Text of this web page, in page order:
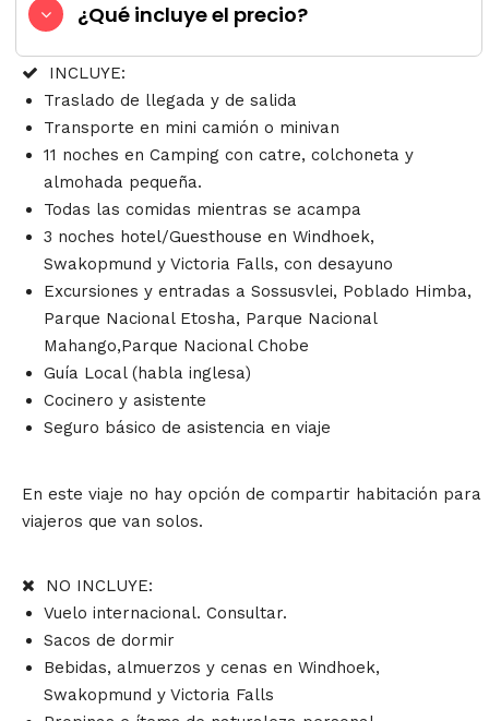
¿Qué incluye el precio?
INCLUYE:
Traslado de llegada y de salida
Transporte en mini camión o minivan
11 noches en Camping con catre, colchoneta y
almohada pequeña.
Todas las comidas mientras se acampa
3 noches hotel/Guesthouse en Windhoek,
Swakopmund y Victoria Falls, con desayuno
Excursiones y entradas a Sossusvlei, Poblado Himba,
Parque Nacional Etosha, Parque Nacional
Mahango,Parque Nacional Chobe
Guía Local (habla inglesa)
Cocinero y asistente
Seguro básico de asistencia en viaje
En este viaje no hay opción de compartir habitación para
viajeros que van solos.
NO INCLUYE:
Vuelo internacional. Consultar.
Sacos de dormir
Bebidas, almuerzos y cenas en Windhoek,
Swakopmund y Victoria Falls